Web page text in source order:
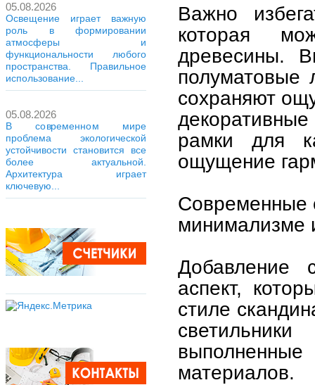
05.08.2026
Освещение играет важную
роль в формировании
атмосферы и
функциональности любого
пространства. Правильное
использование...
05.08.2026
В современном мире
проблема экологической
устойчивости становится все
более актуальной.
Архитектура играет
ключевую...
Важно
которая
древесины.
полуматовые
сохраняют
рамки для
ощущение
Современные
минимализме
Добавление
аспект,
стиле
материалов.